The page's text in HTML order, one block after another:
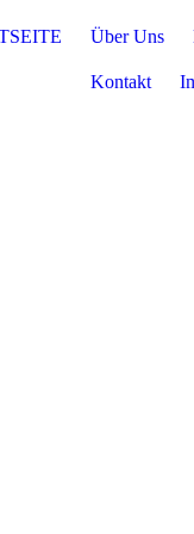
Über Uns
Kontakt